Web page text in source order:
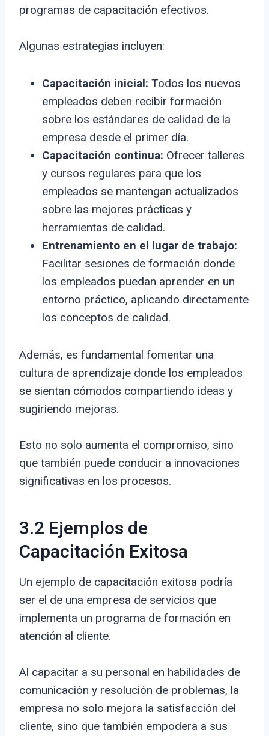
programas de capacitación efectivos.
Algunas estrategias incluyen:
Capacitación inicial: Todos los nuevos
empleados deben recibir formación
sobre los estándares de calidad de la
empresa desde el primer día.
Capacitación continua: Ofrecer talleres
y cursos regulares para que los
empleados se mantengan actualizados
sobre las mejores prácticas y
herramientas de calidad.
Entrenamiento en el lugar de trabajo:
Facilitar sesiones de formación donde
los empleados puedan aprender en un
entorno práctico, aplicando directamente
los conceptos de calidad.
Además, es fundamental fomentar una
cultura de aprendizaje donde los empleados
se sientan cómodos compartiendo ideas y
sugiriendo mejoras.
Esto no solo aumenta el compromiso, sino
que también puede conducir a innovaciones
significativas en los procesos.
3.2 Ejemplos de
Capacitación Exitosa
Un ejemplo de capacitación exitosa podría
ser el de una empresa de servicios que
implementa un programa de formación en
atención al cliente.
Al capacitar a su personal en habilidades de
comunicación y resolución de problemas, la
empresa no solo mejora la satisfacción del
cliente, sino que también empodera a sus